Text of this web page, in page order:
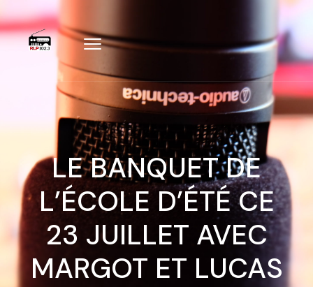
LE BANQUET DE
L’ÉCOLE D’ÉTÉ CE
23 JUILLET AVEC
MARGOT ET LUCAS